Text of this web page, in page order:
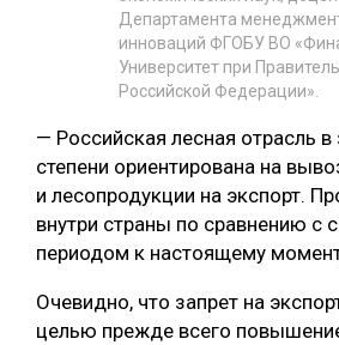
Департамента
инноваций ФГОБУ ВО
Университет при
Российской Федерации».
— Российская лесная отрасль в
степени ориентирована на
и лесопродукции на экспорт.
внутри страны по сравнению с
периодом к настоящему
Очевидно, что запрет на
целью прежде всего